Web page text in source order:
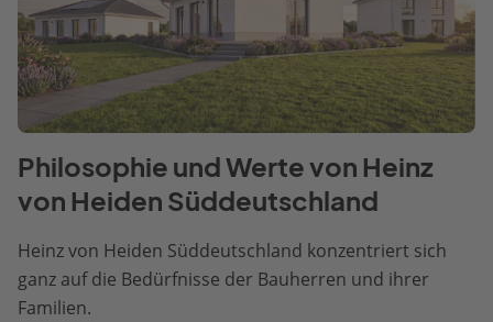
Philosophie und Werte von Heinz
von Heiden Süddeutschland
Heinz von Heiden Süddeutschland konzentriert sich
ganz auf die Bedürfnisse der Bauherren und ihrer
Familien.